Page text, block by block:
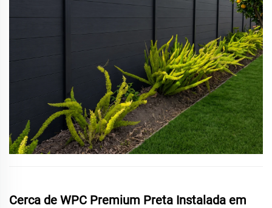
Cerca de WPC Premium Preta Instalada em